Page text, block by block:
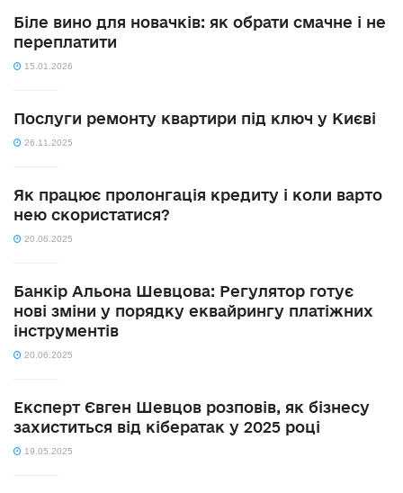
Біле вино для новачків: як обрати смачне і не
переплатити
15.01.2026
Послуги ремонту квартири під ключ у Києві
26.11.2025
Як працює пролонгація кредиту і коли варто
нею скористатися?
20.06.2025
Банкір Альона Шевцова: Регулятор готує
нові зміни у порядку еквайрингу платіжних
інструментів
20.06.2025
Експерт Євген Шевцов розповів, як бізнесу
захиститься від кібератак у 2025 році
19.05.2025